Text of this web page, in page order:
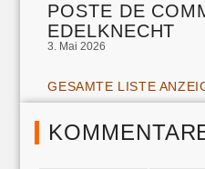
POSTE DE
EDELKNECHT
3. Mai 2026
GESAMTE LISTE